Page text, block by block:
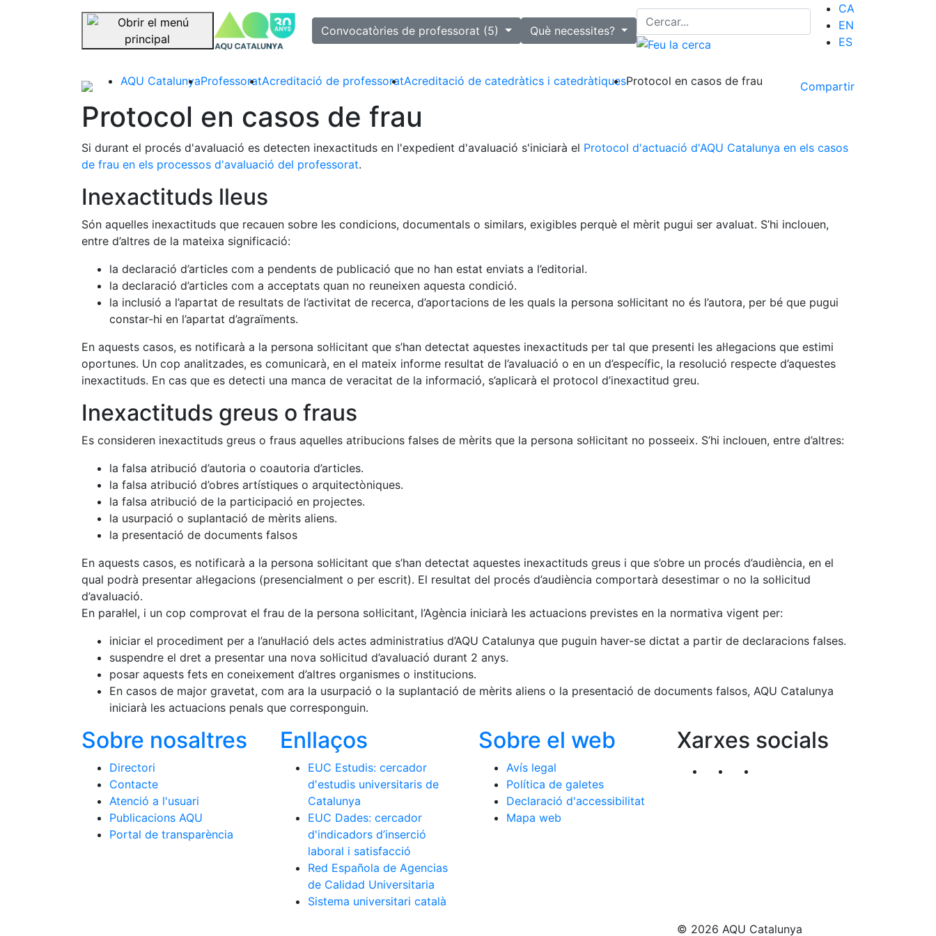
Saltar la navegació
selected
Convocatòries de professorat (5)
Què necessites?
CA
EN
ES
AQU CatalunyaProfessoratAcreditació de professoratAcreditació de catedràtics i catedràtiquesProtocol en casos de frau Compartir
Protocol en casos de frau
Si durant el procés d'avaluació es detecten inexactituds en l'expedient d'avaluació s'iniciarà el Protocol d'actuació d'AQU Catalunya en els casos
de frau en els processos d'avaluació del professorat.
Inexactituds lleus
Són aquelles inexactituds que recauen sobre les condicions, documentals o similars, exigibles perquè el mèrit pugui ser avaluat. S’hi inclouen,
entre d’altres de la mateixa significació:
la declaració d’articles com a pendents de publicació que no han estat enviats a l’editorial.
la declaració d’articles com a acceptats quan no reuneixen aquesta condició.
la inclusió a l’apartat de resultats de l’activitat de recerca, d’aportacions de les quals la persona sol·licitant no és l’autora, per bé que pugui
constar-hi en l’apartat d’agraïments.
En aquests casos, es notificarà a la persona sol·licitant que s’han detectat aquestes inexactituds per tal que presenti les al·legacions que estimi
oportunes. Un cop analitzades, es comunicarà, en el mateix informe resultat de l’avaluació o en un d’específic, la resolució respecte d’aquestes
inexactituds. En cas que es detecti una manca de veracitat de la informació, s’aplicarà el protocol d’inexactitud greu.
Inexactituds greus o fraus
Es consideren inexactituds greus o fraus aquelles atribucions falses de mèrits que la persona sol·licitant no posseeix. S’hi inclouen, entre d’altres:
la falsa atribució d’autoria o coautoria d’articles.
la falsa atribució d’obres artístiques o arquitectòniques.
la falsa atribució de la participació en projectes.
la usurpació o suplantació de mèrits aliens.
la presentació de documents falsos
En aquests casos, es notificarà a la persona sol·licitant que s’han detectat aquestes inexactituds greus i que s’obre un procés d’audiència, en el
qual podrà presentar al·legacions (presencialment o per escrit). El resultat del procés d’audiència comportarà desestimar o no la sol·licitud
d’avaluació.
En paral·lel, i un cop comprovat el frau de la persona sol·licitant, l’Agència iniciarà les actuacions previstes en la normativa vigent per:
iniciar el procediment per a l’anul·lació dels actes administratius d’AQU Catalunya que puguin haver-se dictat a partir de declaracions falses.
suspendre el dret a presentar una nova sol·licitud d’avaluació durant 2 anys.
posar aquests fets en coneixement d’altres organismes o institucions.
En casos de major gravetat, com ara la usurpació o la suplantació de mèrits aliens o la presentació de documents falsos, AQU Catalunya
iniciarà les actuacions penals que corresponguin.
Sobre nosaltres
Directori
Contacte
Atenció a l'usuari
Publicacions AQU
Portal de transparència
Enllaços
EUC Estudis: cercador
d'estudis universitaris de
Catalunya
EUC Dades: cercador
d'indicadors d’inserció
laboral i satisfacció
Red Española de Agencias
de Calidad Universitaria
Sistema universitari català
Sobre el web
Avís legal
Política de galetes
Declaració d'accessibilitat
Mapa web
Xarxes socials
Segueix-nos al nostre canal de Twitter
© 2026 AQU Catalunya